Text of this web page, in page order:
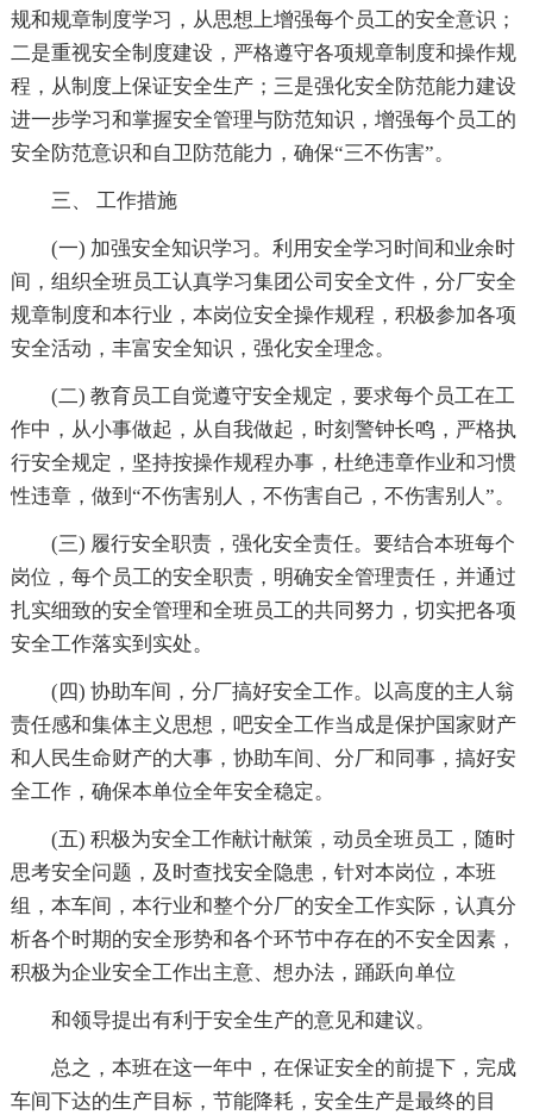
规和规章制度学习，从思想上增强每个员工的安全意识；
二是重视安全制度建设，严格遵守各项规章制度和操作规
程，从制度上保证安全生产；三是强化安全防范能力建设
进一步学习和掌握安全管理与防范知识，增强每个员工的
安全防范意识和自卫防范能力，确保“三不伤害”。
三、 工作措施
(一) 加强安全知识学习。利用安全学习时间和业余时
间，组织全班员工认真学习集团公司安全文件，分厂安全
规章制度和本行业，本岗位安全操作规程，积极参加各项
安全活动，丰富安全知识，强化安全理念。
(二) 教育员工自觉遵守安全规定，要求每个员工在工
作中，从小事做起，从自我做起，时刻警钟长鸣，严格执
行安全规定，坚持按操作规程办事，杜绝违章作业和习惯
性违章，做到“不伤害别人，不伤害自己，不伤害别人”。
(三) 履行安全职责，强化安全责任。要结合本班每个
岗位，每个员工的安全职责，明确安全管理责任，并通过
扎实细致的安全管理和全班员工的共同努力，切实把各项
安全工作落实到实处。
(四) 协助车间，分厂搞好安全工作。以高度的主人翁
责任感和集体主义思想，吧安全工作当成是保护国家财产
和人民生命财产的大事，协助车间、分厂和同事，搞好安
全工作，确保本单位全年安全稳定。
(五) 积极为安全工作献计献策，动员全班员工，随时
思考安全问题，及时查找安全隐患，针对本岗位，本班
组，本车间，本行业和整个分厂的安全工作实际，认真分
析各个时期的安全形势和各个环节中存在的不安全因素，
积极为企业安全工作出主意、想办法，踊跃向单位
和领导提出有利于安全生产的意见和建议。
总之，本班在这一年中，在保证安全的前提下，完成
车间下达的生产目标，节能降耗，安全生产是最终的目